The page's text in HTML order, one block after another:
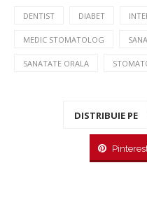
DENTIST DIABET
MEDIC STOMATOLOG
SANATATE ORALA
DISTRIBUIE PE